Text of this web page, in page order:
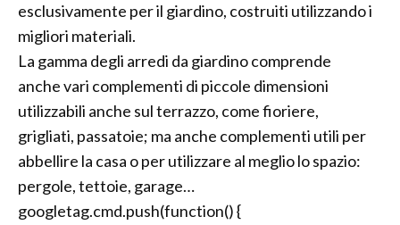
esclusivamente per il giardino, costruiti utilizzando i
migliori materiali.
La gamma degli arredi da giardino comprende
anche vari complementi di piccole dimensioni
utilizzabili anche sul terrazzo, come fioriere,
grigliati, passatoie; ma anche complementi utili per
abbellire la casa o per utilizzare al meglio lo spazio:
pergole, tettoie, garage…
googletag.cmd.push(function() {